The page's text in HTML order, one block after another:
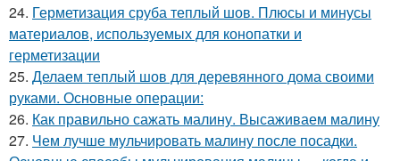
24. Герметизация сруба теплый шов. Плюсы и минусы
материалов, используемых для конопатки и
герметизации
25. Делаем теплый шов для деревянного дома своими
руками. Основные операции:
26. Как правильно сажать малину. Высаживаем малину
27. Чем лучше мульчировать малину после посадки.